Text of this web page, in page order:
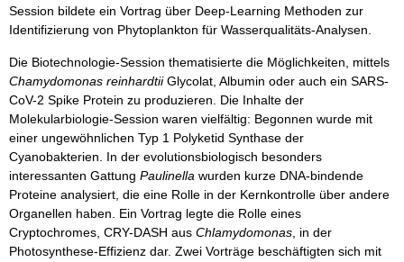
Session bildete ein Vortrag über Deep-Learning Methoden zur
Identifizierung von Phytoplankton für Wasserqualitäts-Analysen.
Die Biotechnologie-Session thematisierte die Möglichkeiten, mittels
Chamydomonas reinhardtiiGlycolat, Albumin oder auch ein SARS-
CoV-2 Spike Protein zu produzieren. Die Inhalte der
Molekularbiologie-Session waren vielfältig: Begonnen wurde mit
einer ungewöhnlichen Typ 1 Polyketid Synthase der
Cyanobakterien. In der evolutionsbiologisch besonders
interessanten Gattung Paulinella wurden kurze DNA-bindende
Proteine analysiert, die eine Rolle in der Kernkontrolle über andere
Organellen haben. Ein Vortrag legte die Rolle eines
Cryptochromes, CRY-DASH aus Chlamydomonas , in der
Photosynthese-Effizienz dar. Zwei Vorträge beschäftigten sich mit